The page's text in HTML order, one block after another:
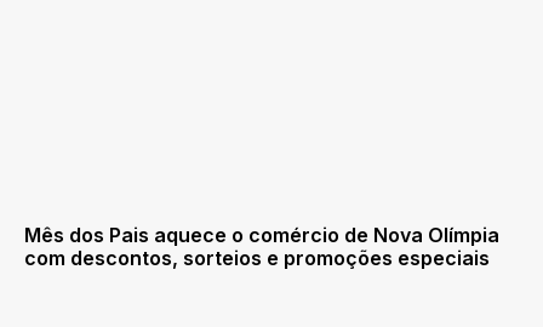
Mês dos Pais aquece o comércio de Nova Olímpia
com descontos, sorteios e promoções especiais